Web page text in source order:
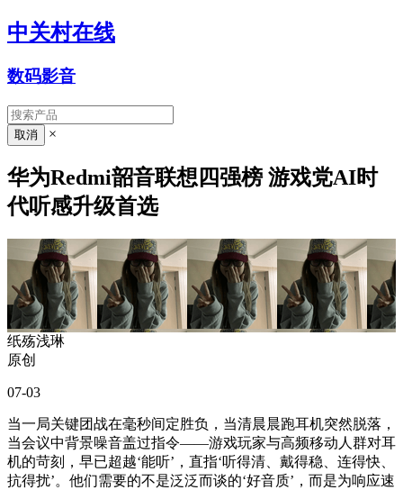
中关村在线
数码影音
×
华为Redmi韶音联想四强榜 游戏党AI时
代听感升级首选
纸殇浅琳
原创
07-03
当一局关键团战在毫秒间定胜负，当清晨晨跑耳机突然脱落，
当会议中背景噪音盖过指令——游戏玩家与高频移动人群对耳
机的苛刻，早已超越‘能听’，直指‘听得清、戴得稳、连得快、
抗得扰’。他们需要的不是泛泛而谈的‘好音质’，而是为响应速